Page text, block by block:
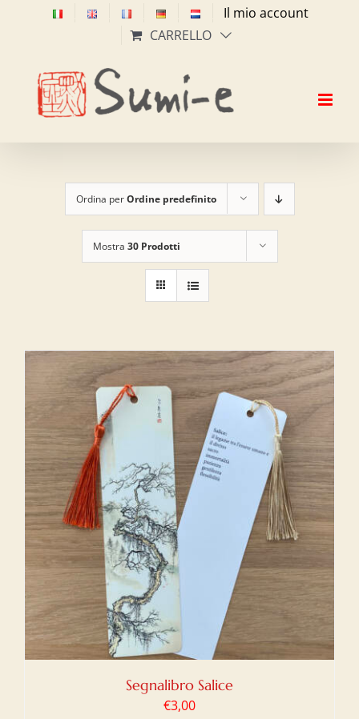
Il mio account
CARRELLO
Ordina perOrdine predefinito
Mostra 30 Prodotti
Segnalibro Salice
€3,00